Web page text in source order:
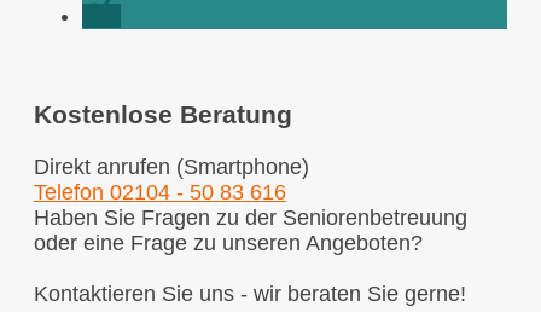
Kostenlose Beratung
Direkt anrufen (Smartphone)
Telefon 02104 - 50 83 616
Haben Sie Fragen zu der Seniorenbetreuung
oder eine Frage zu unseren Angeboten?
Kontaktieren Sie uns - wir beraten Sie gerne!